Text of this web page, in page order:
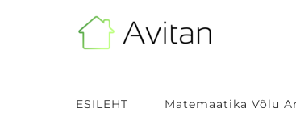
ESILEHT Matemaatika Võlu